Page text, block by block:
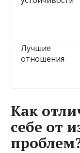
Лучшие
отношения
Как
себе от